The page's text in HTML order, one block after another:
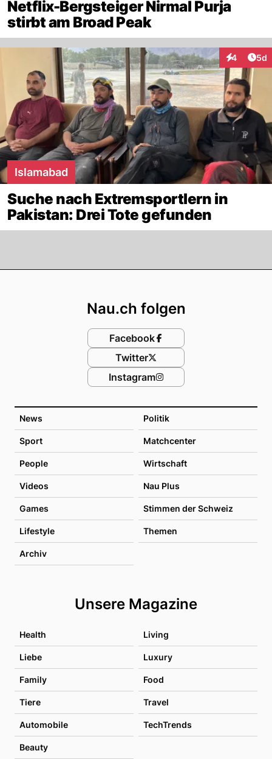
Netflix-Bergsteiger Nirmal Purja
stirbt am Broad Peak
4 5d
Islamabad
Suche nach Extremsportlern in
Pakistan: Drei Tote gefunden
News Politik
Sport Matchcenter
People Wirtschaft
Videos Nau Plus
Games Stimmen der Schweiz
Lifestyle Themen
Archiv
Unsere Magazine
Health Living
Liebe Luxury
Family Food
Tiere Travel
Automobile TechTrends
Beauty
Nau.ch folgen
Facebook
Twitter
Instagram